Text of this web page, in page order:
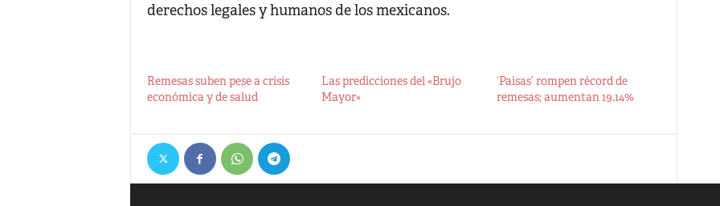
derechos legales y humanos de los mexicanos.
Remesas suben pese a crisis
económica y de salud
Las predicciones del «Brujo
Mayor»
‘Paisas’ rompen récord de
remesas; aumentan 19.14%